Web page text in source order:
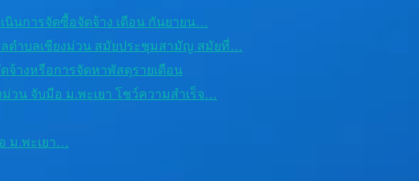
นินการจัดซื้อจัดจ้าง เดือน กันยายน…
ตำบลเชียงม่วน สมัยประชุมสามัญ สมัยที่…
จ้างหรือการจัดหาพัสดุรายเดือน
ม่วน จับมือ ม.พะเยา โชว์ความสำเร็จ…
ม.พะเยา…